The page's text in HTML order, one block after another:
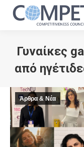
Γυναίκες
από
Άρθρα & Νέα